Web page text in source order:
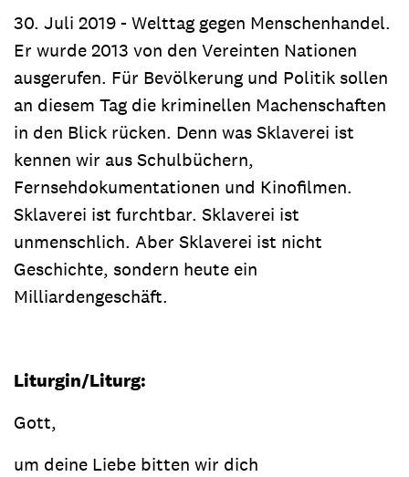
30. Juli 2019 - Welttag gegen Menschenhandel.
Er wurde 2013 von den Vereinten Nationen
ausgerufen. Für Bevölkerung und Politik sollen
an diesem Tag die kriminellen Machenschaften
in den Blick rücken. Denn was Sklaverei ist
kennen wir aus Schulbüchern,
Fernsehdokumentationen und Kinofilmen.
Sklaverei ist furchtbar. Sklaverei ist
unmenschlich. Aber Sklaverei ist nicht
Geschichte, sondern heute ein
Milliardengeschäft.
Liturgin/Liturg:
Gott,
um deine Liebe bitten wir dich